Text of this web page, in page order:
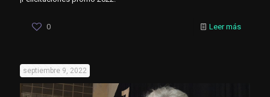
0 Leer más
septiembre 9, 2022